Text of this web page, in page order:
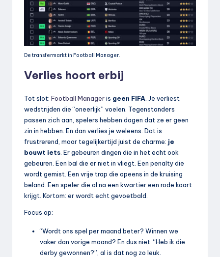
De transfermarkt in Football Manager.
Verlies hoort erbij
Tot slot: Football Manageris geen FIFA . Je verliest
wedstrijden die “oneerlijk” voelen. Tegenstanders
passen zich aan, spelers hebben dagen dat ze er geen
zin in hebben. En dan verlies je weleens. Dat is
frustrerend, maar tegelijkertijd juist de charme: je
bouwt iets . Er gebeuren dingen die in het echt ook
gebeuren. Een bal die er niet in vliegt. Een penalty die
wordt gemist. Een vrije trap die opeens in de kruising
beland. Een speler die al na een kwartier een rode kaart
krijgt. Kortom: er wordt echt gevoetbald.
Focus op:
“Wordt ons spel per maand beter? Winnen we
vaker dan vorige maand? En dus niet: “Heb ik die
derby gewonnen?”, al is dat nog zo leuk.